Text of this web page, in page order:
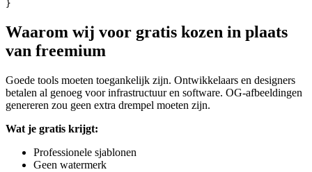
Waarom wij voor gratis kozen in plaats
van freemium
Goede tools moeten toegankelijk zijn. Ontwikkelaars en designers
betalen al genoeg voor infrastructuur en software. OG-afbeeldingen
genereren zou geen extra drempel moeten zijn.
Wat je gratis krijgt:
Professionele sjablonen
Geen watermerk